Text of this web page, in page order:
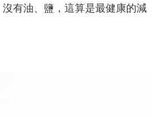
有油、鹽，這算是最健康的減